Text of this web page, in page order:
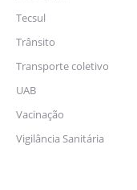
Tecsul
Trânsito
Transporte coletivo
UAB
Vacinação
Vigilância Sanitária